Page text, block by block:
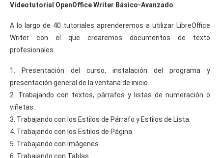
Videotutorial OpenOffice Writer Básico-Avanzado
A lo largo de 40 tutoriales aprenderemos a utilizar LibreOffice
Writer con el que crearemos documentos de texto
profesionales.
1. Presentación del curso, instalación del programa y
presentación general de la ventana de inicio.
2. Trabajando con textos, párrafos y listas de numeración o
viñetas.
3. Trabajando con los Estilos de Párrafo y Estilos de Lista.
4. Trabajando con los Estilos de Página.
5. Trabajando con Imágenes.
6. Trabajando con Tablas.